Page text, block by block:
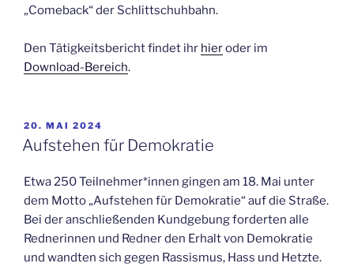
„Comeback“ der Schlittschuhbahn.
Den Tätigkeitsbericht findet ihr hieroder im
Download-Bereich.
VERÖFFENTLICHT
AM
20. MAI 2024
Aufstehen für Demokratie
Etwa 250 Teilnehmer*innen gingen am 18. Mai unter
dem Motto „Aufstehen für Demokratie“ auf die Straße.
Bei der anschließenden Kundgebung forderten alle
Rednerinnen und Redner den Erhalt von Demokratie
und wandten sich gegen Rassismus, Hass und Hetzte.